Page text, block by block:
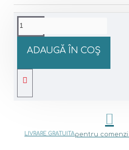
ADAUGĂ ÎN COŞ
LIVRARE GRATUITApentru comenzi